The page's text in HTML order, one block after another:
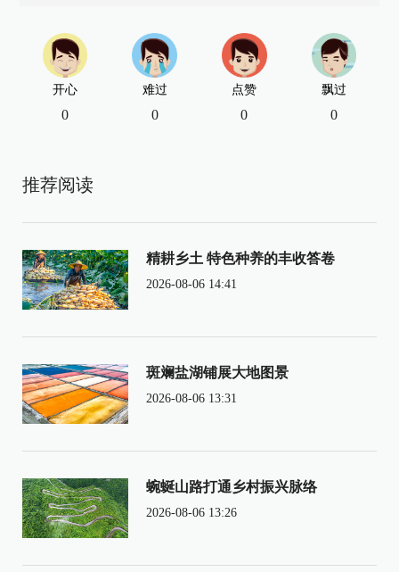
开心
0
难过
0
点赞
0
飘过
0
推荐阅读
精耕乡土 特色种养的丰收答卷
2026-08-06 14:41
斑斓盐湖铺展大地图景
2026-08-06 13:31
蜿蜒山路打通乡村振兴脉络
2026-08-06 13:26